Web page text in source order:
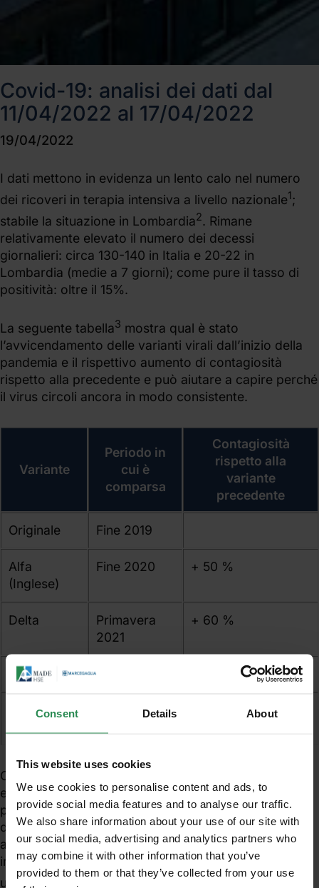
Consent Details About
This website uses cookies
We use cookies to personalise content and ads, to
provide social media features and to analyse our traffic.
We also share information about your use of our site with
our social media, advertising and analytics partners who
may combine it with other information that you’ve
provided to them or that they’ve collected from your use
Covid-19: analisi dei dati dal
11/04/2022 al 17/04/2022
19/04/2022
I dati mettono in evidenza un lento calo nel numero
dei ricoveri in terapia intensiva a livello nazionale1;
stabile la situazione in Lombardia2. Rimane
relativamente elevato il numero dei decessi
giornalieri: circa 130-140 in Italia e 20-22 in
Lombardia (medie a 7 giorni); come pure il tasso di
positività: oltre il 15%.
La seguente tabella3 mostra qual è stato
l’avvicendamento delle varianti virali dall’inizio della
pandemia e il rispettivo aumento di contagiosità
rispetto alla precedente e può aiutare a capire perché
il virus circoli ancora in modo consistente.
Variante
Periodo in
cui è
comparsa
Contagiosità
rispetto alla
variante
precedente
Originale Fine 2019
Alfa
(Inglese)
Fine 2020 + 50 %
Delta
Primavera
2021
+ 60 %
Omicron
Omicron 2
Primavera
Omicron 2 è uno dei virus umani più contagiosi che
esistano e, come accaduto per le altre varianti, sta
per diventare dominante. La pandemia è ben lungi
dall’essere terminata; anzi è già stato anticipato che
andremo incontro a un autunno-inverno ancora
impegnativi e probabilmente sarà necessaria
un’ulteriore dose di vaccino 4